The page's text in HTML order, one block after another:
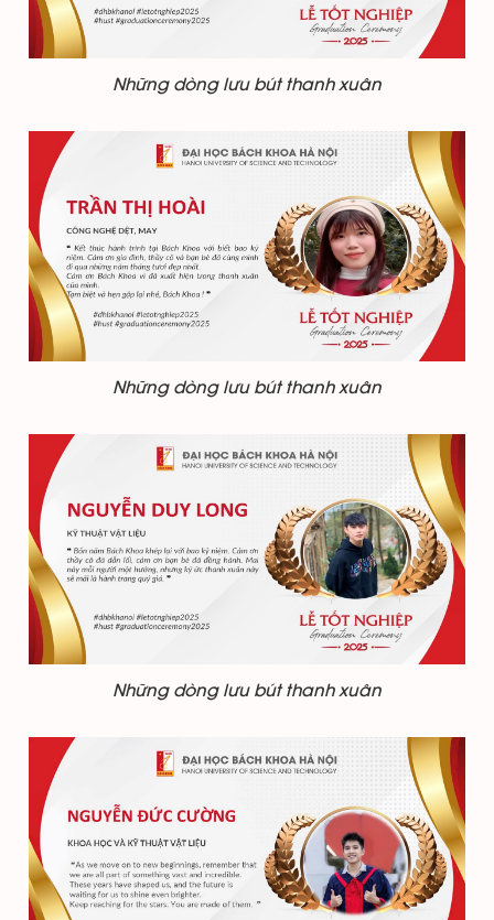
Những dòng lưu bút thanh xuân
Những dòng lưu bút thanh xuân
Những dòng lưu bút thanh xuân